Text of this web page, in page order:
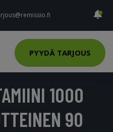
PYYDÄ TARJOUS
1000
90